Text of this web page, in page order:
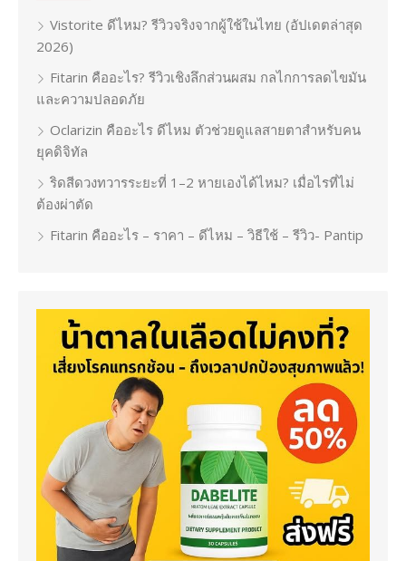
Vistorite ดีไหม? รีวิวจริงจากผู้ใช้ในไทย (อัปเดตล่าสุด
2026)
Fitarin คืออะไร? รีวิวเชิงลึกส่วนผสม กลไกการลดไขมัน
และความปลอดภัย
Oclarizin คืออะไร ดีไหม ตัวช่วยดูแลสายตาสำหรับคน
ยุคดิจิทัล
ริดสีดวงทวารระยะที่ 1–2 หายเองได้ไหม? เมื่อไรที่ไม่
ต้องผ่าตัด
Fitarin คืออะไร – ราคา – ดีไหม – วิธีใช้ – รีวิว- Pantip